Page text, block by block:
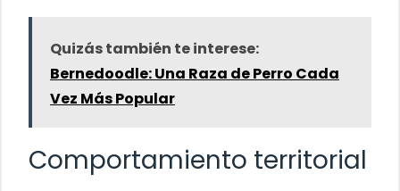
Quizás también te interese:
Bernedoodle: Una Raza de Perro Cada
Vez Más Popular
Comportamiento territorial